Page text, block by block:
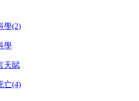
學(2)
學
天賦
亡(4)